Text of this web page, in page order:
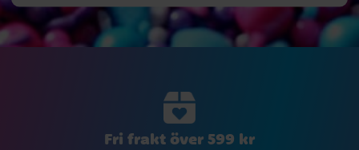
Fri frakt över 599 kr